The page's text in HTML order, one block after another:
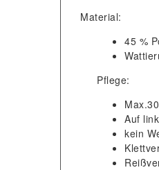
Material:
45 %
Pflege:
Auf
kein